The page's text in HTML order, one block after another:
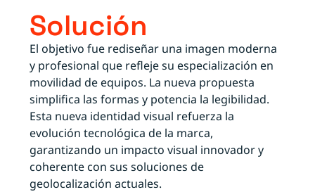
Solución
El objetivo fue rediseñar una imagen moderna
y profesional que refleje su especialización en
movilidad de equipos. La nueva propuesta
simplifica las formas y potencia la legibilidad.
Esta nueva identidad visual refuerza la
evolución tecnológica de la marca,
garantizando un impacto visual innovador y
coherente con sus soluciones de
geolocalización actuales.